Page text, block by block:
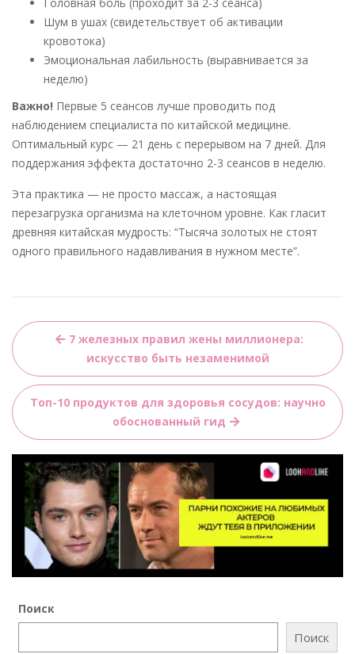
Головная боль (проходит за 2-3 сеанса)
Шум в ушах (свидетельствует об активации
кровотока)
Эмоциональная лабильность (выравнивается за
неделю)
Важно! Первые 5 сеансов лучше проводить под
наблюдением специалиста по китайской медицине.
Оптимальный курс — 21 день с перерывом на 7 дней. Для
поддержания эффекта достаточно 2-3 сеансов в неделю.
Эта практика — не просто массаж, а настоящая
перезагрузка организма на клеточном уровне. Как гласит
древняя китайская мудрость: “Тысяча золотых не стоят
одного правильного надавливания в нужном месте”.
Навигация
по
записям
7 железных правил жены миллионера:
искусство быть незаменимой
Топ-10 продуктов для здоровья сосудов: научно
обоснованный гид
Поиск
Поиск